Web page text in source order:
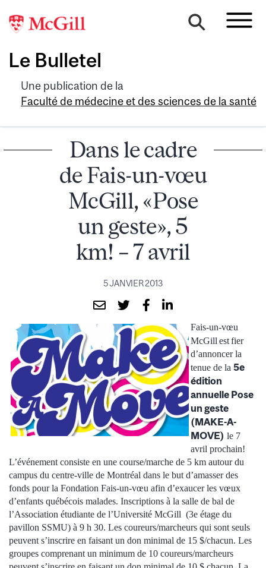
Le Bulletel
Une publication de la
Faculté de médecine et des sciences de la santé
Dans le cadre
de Fais-un-vœu
McGill, «Pose
un geste», 5
km! – 7 avril
5 JANVIER 2013
Fais-un-vœu
McGill estfier
d’annoncer la
tenue de la 5e
édition
annuelle Pose
un geste
(MAKE-A-
MOVE) le 7
avril prochain!
L’événement consiste en une course/marche de 5 km autour du
campus du centre-ville de Montréal dans le but d’amasser des
fonds pour la Fondation Fais-un-vœu afin d’exaucer les vœux
d’enfants québécois malades. Inscriptions à la salle de bal de
l’Association étudiante de l’Université McGill (3e étage du
pavillon SSMU) à 9 h 30. Les coureurs/marcheurs qui sont seuls
peuvent s’inscrire en faisant un don minimal de 15 $/chacun. Les
groupes comprenant un minimum de 10 coureurs/marcheurs